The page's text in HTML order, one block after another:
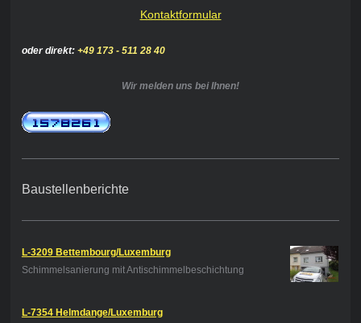
Kontaktformular
oder direkt: +49 173 - 511 28 40
Wir melden uns bei Ihnen!
Baustellenberichte
L-3209 Bettembourg/Luxemburg
Schimmelsanierung mit Antischimmelbeschichtung
L-7354 Helmdange/Luxemburg